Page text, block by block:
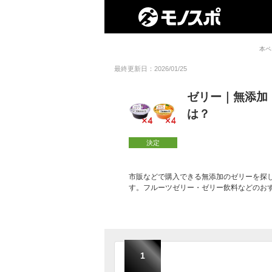
本
最終更新日：2026/01/25
決定
ゼリー｜無添
は？
市販などで購入できる無添加のゼリーを探
す。フルーツゼリー・ゼリー飲料などのお
1